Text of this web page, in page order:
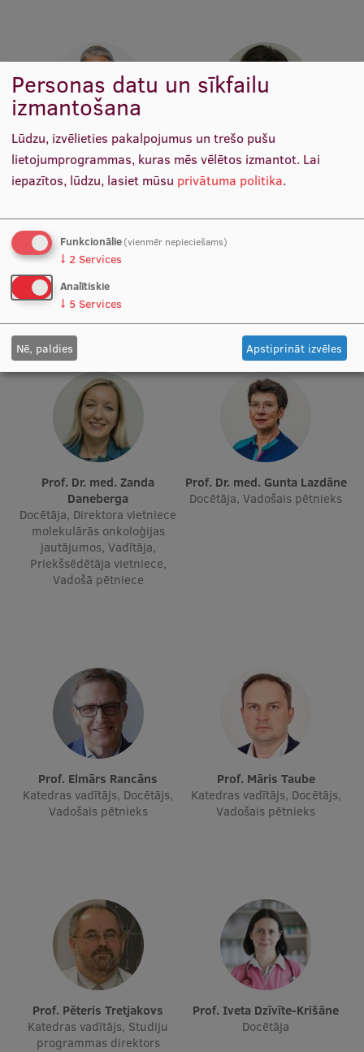
Mobilitātes programmas
Starptautiskie sadarbības partneri
EURAXESS RSU kontaktpunkts
EATRIS koordinators Latvijā
Prof. Dr. psych. Kristīne
Mārtinsone
Katedras vadītāja, Docētāja,
"Veselības aprūpe"
apakšprogrammas
"Psiholoģija" vadītāja,
Psiholoģijas studiju virziena
vadītāja
Prof. Dr. med. Juta Kroiča
Katedras vadītāja, Docētāja,
Vadošā pētniece, Vadītāja,
priekšsēdētājas vietniece
Prof. Dr. med. Zanda
Daneberga
Docētāja, Direktora vietniece
molekulārās onkoloģijas
jautājumos, Vadītāja,
Priekšsēdētāja vietniece,
Vadošā pētniece
Prof. Dr. med. Gunta Lazdāne
Docētāja, Vadošais pētnieks
Prof. Elmārs Rancāns
Katedras vadītājs, Docētājs,
Vadošais pētnieks
Prof. Māris Taube
Katedras vadītājs, Docētājs,
Vadošais pētnieks
Prof. Pēteris Tretjakovs
Katedras vadītājs, Studiju
programmas direktors
Prof. Iveta Dzīvīte-Krišāne
Docētāja
Personas datu un sīkfailu
izmantošana
Lūdzu, izvēlieties pakalpojumus un trešo pušu
lietojumprogrammas, kuras mēs vēlētos izmantot. Lai
iepazītos, lūdzu, lasiet mūsu privātuma politika.
Funkcionālie(vienmēr nepieciešams)
↓ 2 Services
Analītiskie
↓ 5 Services
Nē, paldies Apstiprināt izvēles